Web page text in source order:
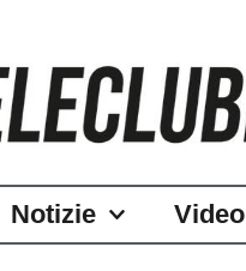
Notizie Video